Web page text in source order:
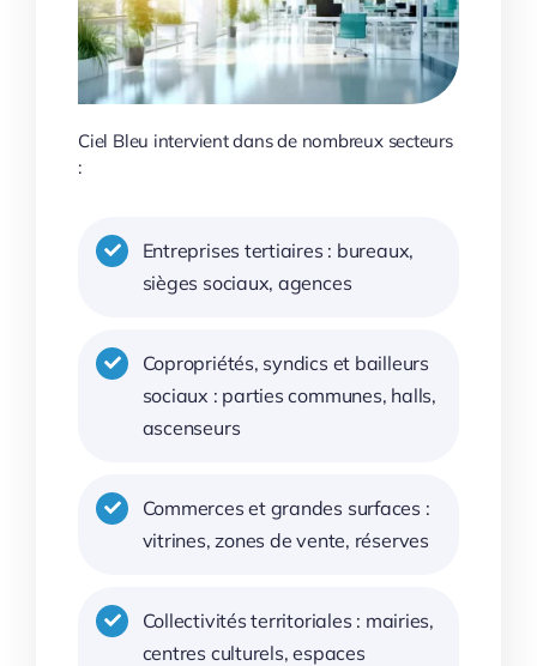
Ciel Bleu intervient dans de nombreux secteurs
:
Entreprises tertiaires : bureaux,
sièges sociaux, agences
Copropriétés, syndics et bailleurs
sociaux : parties communes, halls,
ascenseurs
Commerces et grandes surfaces :
vitrines, zones de vente, réserves
Collectivités territoriales : mairies,
centres culturels, espaces